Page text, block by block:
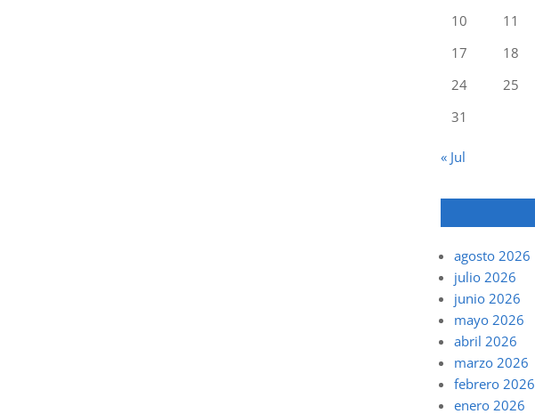
10
11
17
18
24
25
31
« Jul
agosto 2026
julio 2026
junio 2026
mayo 2026
abril 2026
marzo 2026
febrero 2026
enero 2026